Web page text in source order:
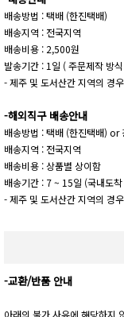
배송방법 : 택배 (한진택배)
배송지역 : 전국지역
배송비용 : 2,500원
발송기간 : 1일 ( 주문제작 방
- 제주 및 도서산간 지역의 경
-해외직구 배송안내
배송방법 : 택배 (한진택배) or
배송지역 : 전국지역
배송비용 : 상품별 상이함
배송기간 : 7 ~ 15일 (국내도
- 제주 및 도서산간 지역의 경
-교환/반품 안내